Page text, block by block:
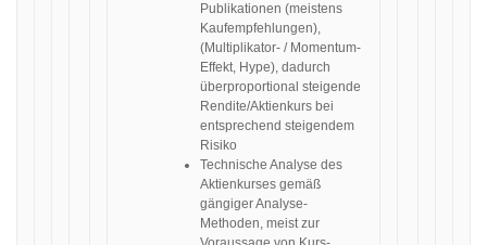
Publikationen (meistens
Kaufempfehlungen),
(Multiplikator- / Momentum-
Effekt, Hype), dadurch
überproportional steigende
Rendite/Aktienkurs bei
entsprechend steigendem
Risiko
Technische Analyse des
Aktienkurses gemäß
gängiger Analyse-
Methoden, meist zur